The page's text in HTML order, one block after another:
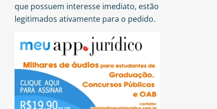
que possuem interesse imediato, estão
legitimados ativamente para o pedido.